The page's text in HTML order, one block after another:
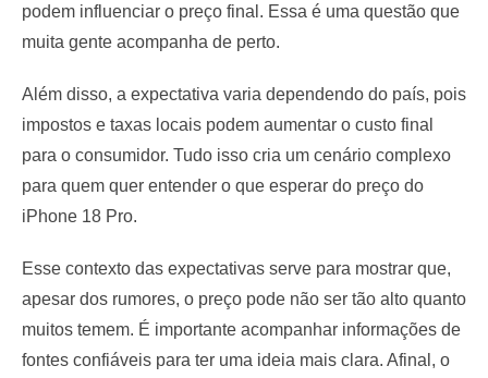
podem influenciar o preço final. Essa é uma questão que
muita gente acompanha de perto.
Além disso, a expectativa varia dependendo do país, pois
impostos e taxas locais podem aumentar o custo final
para o consumidor. Tudo isso cria um cenário complexo
para quem quer entender o que esperar do preço do
iPhone 18 Pro.
Esse contexto das expectativas serve para mostrar que,
apesar dos rumores, o preço pode não ser tão alto quanto
muitos temem. É importante acompanhar informações de
fontes confiáveis para ter uma ideia mais clara. Afinal, o